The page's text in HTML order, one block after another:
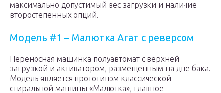
максимально допустимый вес загрузки и наличие
второстепенных опций.
Модель #1 – Малютка Агат с реверсом
Переносная машинка полуавтомат с верхней
загрузкой и активатором, размещенным на дне бака.
Модель является прототипом классической
стиральной машины «Малютка», главное